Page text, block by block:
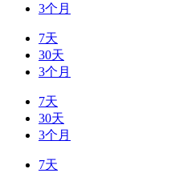
3个月
7天
30天
3个月
7天
30天
3个月
7天